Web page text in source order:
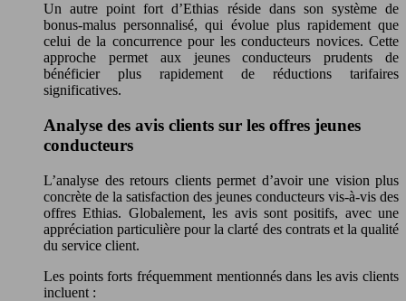
Un autre point fort d’Ethias réside dans son système de
bonus-malus personnalisé, qui évolue plus rapidement que
celui de la concurrence pour les conducteurs novices. Cette
approche permet aux jeunes conducteurs prudents de
bénéficier plus rapidement de réductions tarifaires
significatives.
Analyse des avis clients sur les offres jeunes
conducteurs
L’analyse des retours clients permet d’avoir une vision plus
concrète de la satisfaction des jeunes conducteurs vis-à-vis des
offres Ethias. Globalement, les avis sont positifs, avec une
appréciation particulière pour la clarté des contrats et la qualité
du service client.
Les points forts fréquemment mentionnés dans les avis clients
incluent :